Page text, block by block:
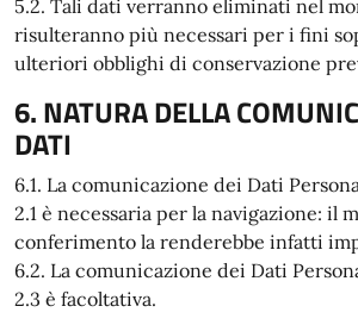
5.2. Tali dati verranno eliminati nel
risulteranno più necessari per i fini
ulteriori obblighi di conservazione
6. NATURA DELLA
DATI
6.1. La comunicazione dei Dati
2.1 è necessaria per la navigazione: il
conferimento la renderebbe infatti
6.2. La comunicazione dei Dati
2.3 è facoltativa.